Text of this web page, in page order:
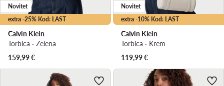
extra -25% Kod: LAST
Novitet
Calvin Klein
Torbica · Zelena
159,99€
extra -10% Kod: LAST
Novitet
Calvin Klein
Torbica · Krem
119,99€